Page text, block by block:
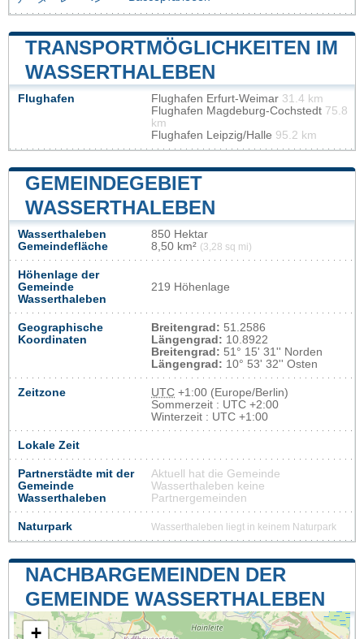
TRANSPORTMÖGLICHKEITEN IM
WASSERTHALEBEN
Flughafen Flughafen Erfurt-Weimar 31.4 km
Flughafen Magdeburg-Cochstedt 75.8
km
Flughafen Leipzig/Halle 95.2 km
GEMEINDEGEBIET
WASSERTHALEBEN
Wasserthaleben
Gemeindefläche
850 Hektar
8,50 km² (3,28 sq mi)
Höhenlage der
Gemeinde
Wasserthaleben
219 Höhenlage
Geographische
Koordinaten
Breitengrad: 51.2586
Längengrad: 10.8922
Breitengrad: 51° 15' 31'' Norden
Längengrad: 10° 53' 32'' Osten
Zeitzone UTC +1:00 (Europe/Berlin)
Sommerzeit : UTC +2:00
Winterzeit : UTC +1:00
Lokale Zeit
Partnerstädte mit der
Gemeinde
Wasserthaleben
Aktuell hat die Gemeinde
Wasserthaleben keine
Partnergemeinden
Naturpark Wasserthaleben liegt in keinem Naturpark
NACHBARGEMEINDEN DER
GEMEINDE WASSERTHALEBEN
+